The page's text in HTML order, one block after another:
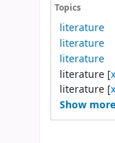
Topics
literature
literature
literature
literature[x
literature[x
Show more